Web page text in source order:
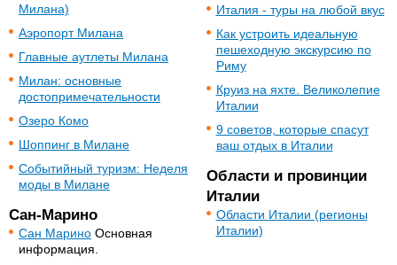
Милана)
Аэропорт Милана
Главные аутлеты Милана
Милан: основные
достопримечательности
Озеро Комо
Шоппинг в Милане
Событийный туризм: Неделя
моды в Милане
Сан-Марино
Сан Марино Основная
информация.
Италия - туры на любой вкус
Как устроить идеальную
пешеходную экскурсию по
Риму
Круиз на яхте. Великолепие
Италии
9 советов, которые спасут
ваш отдых в Италии
Области и провинции
Италии
Области Италии (регионы
Италии)